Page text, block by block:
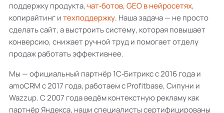
поддержку продукта,чат‑ботов,GEO в нейросетях,
копирайтинг итехподдержку. Наша задача — не просто
сделать сайт, а выстроить систему, которая повышает
конверсию, снижает ручной труд и помогает отделу
продаж работать эффективнее.
Мы — официальный партнёр 1С‑Битрикс с 2016 года и
amoCRM с 2017 года, работаем с Profitbase, Сипуни и
Wazzup. С 2007 года ведём контекстную рекламу как
партнёр Яндекса, наши специалисты сертифицированы